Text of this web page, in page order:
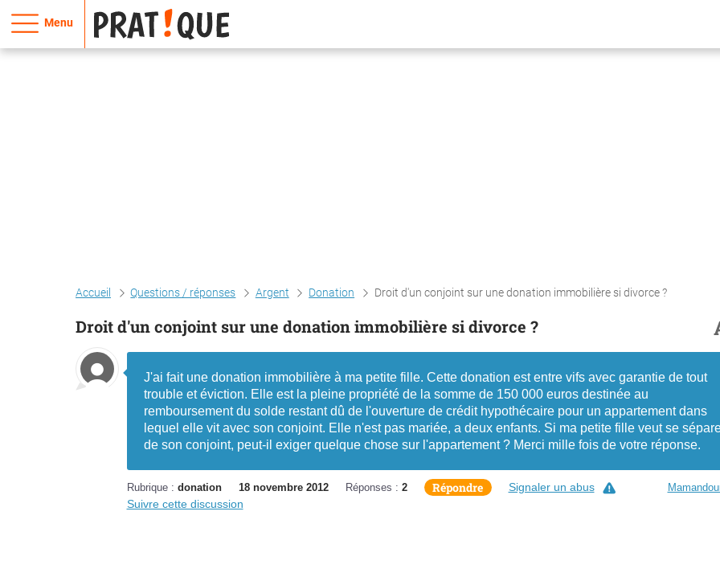
Menu
Accueil Questions / réponses Argent Donation Droit d'un conjoint sur une donation immobilière si divorce ?
Droit d'un conjoint sur une donation immobilière si divorce ?
J'ai fait une donation immobilière à ma petite fille. Cette donation est entre vifs avec garantie de tout
trouble et éviction. Elle est la pleine propriété de la somme de 150 000 euros destinée au
remboursement du solde restant dû de l'ouverture de crédit hypothécaire pour un appartement dans
lequel elle vit avec son conjoint. Elle n'est pas mariée, a deux enfants. Si ma petite fille veut se
de son conjoint, peut-il exiger quelque chose sur l'appartement ? Merci mille fois de votre réponse.
Rubrique : donation 18 novembre 2012 Réponses : 2 Répondre
Signaler un abus
Suivre cette discussion